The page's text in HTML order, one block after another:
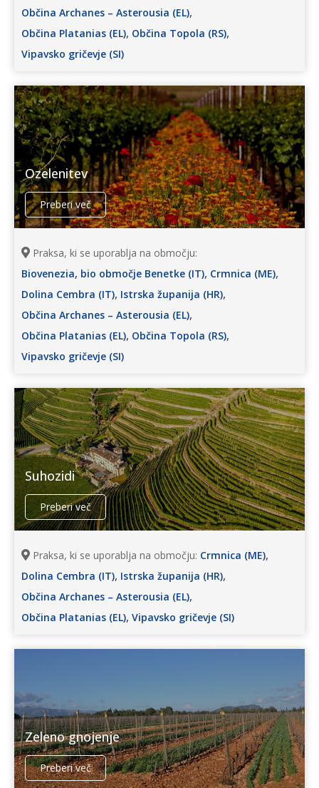
Občina Archanes – Asterousia (EL),
Občina Platanias (EL), Občina Topola (RS),
Vipavsko gričevje (SI)
Ozelenitev
Preberi več
Praksa, ki se uporablja na območju:
Biovenezia, bio območje Benetke (IT), Crmnica (ME),
Dolina Cembra (IT), Istrska županija (HR),
Občina Archanes – Asterousia (EL),
Občina Platanias (EL), Občina Topola (RS),
Vipavsko gričevje (SI)
Suhozidi
Preberi več
Praksa, ki se uporablja na območju: Crmnica (ME),
Dolina Cembra (IT), Istrska županija (HR),
Občina Archanes – Asterousia (EL),
Občina Platanias (EL), Vipavsko gričevje (SI)
Zeleno gnojenje
Preberi več